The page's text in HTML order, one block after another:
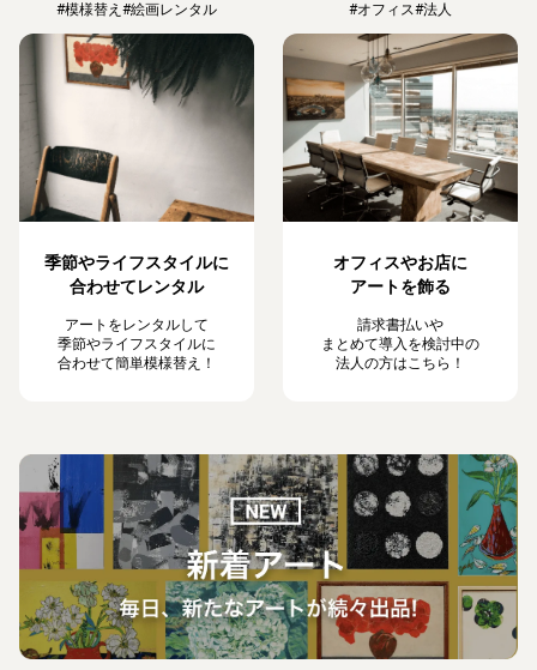
#模様替え #絵画レンタル
季節やライフスタイルに
合わせてレンタル
アートをレンタルして
季節やライフスタイルに
合わせて簡単模様替え！
#オフィス#法人
オフィスやお店に
アートを飾る
請求書払いや
まとめて導入を検討中の
法人の方はこちら！